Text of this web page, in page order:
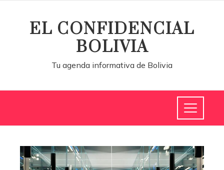
EL CONFIDENCIAL
BOLIVIA
Tu agenda informativa de Bolivia